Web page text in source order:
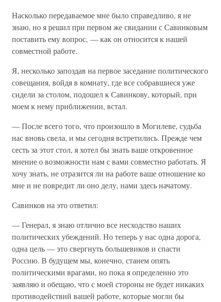
Насколько передаваемое мне было справедливо, я не
знаю, но я решил при первом же свидании с Савинковым
поставить ему вопрос, — как он относится к нашей
совместной работе.
Я, несколько запоздав на первое заседание политического
совещания, войдя в комнату, где все собравшиеся уже
сидели за столом, подошел к Савинкову, который, при
моем к нему приближении, встал.
— После всего того, что произошло в Могилеве, судьба
нас вновь свела, и мы сегодня встретились. Прежде чем
сесть за этот стол, я хотел бы знать ваше откровенное
мнение о возможности нам с вами совместно работать. Я
хочу знать, не отразится ли на работе ваше отношение ко
мне и не повредит ли оно делу, нами здесь начатому.
Савинков на это ответил:
— Генерал, я знаю отлично все несходство наших
политических убеждений. Но теперь у нас одна дорога,
одна цель — это свергнуть большевиков и спасти
Россию. В будущем мы, конечно, станем опять
политическими врагами, но пока я определенно это
заявляю и обещаю, что с моей стороны не будет никаких
противодействий вашей работе, которые могли бы